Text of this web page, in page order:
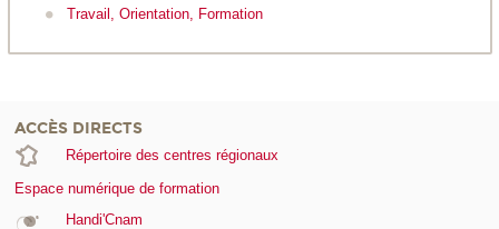
Travail, Orientation, Formation
ACCÈS DIRECTS
Répertoire des centres régionaux
Espace numérique de formation
Handi'Cnam